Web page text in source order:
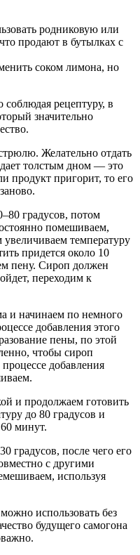
родниковую или
продают в бутылках с
соком лимона, но
соблюдая рецептуру, в
значительно
Желательно отдать
толстым дном — это
продукт пригорит, то его
градусов, потом
помешиваем,
температуру
придется около 10
пену. Сироп должен
переходим к
и начинаем по немного
добавления этого
пены, по этой
чтобы сироп
добавления
и продолжаем готовить
до 80 градусов и
минут.
градусов, после чего его
с другими
используя
использовать без
будущего самогона